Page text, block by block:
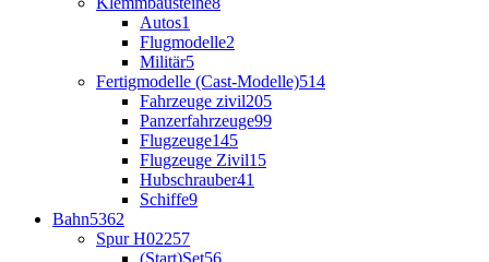
Autos1
Flugmodelle2
Militär5
Fertigmodelle (Cast-Modelle)514
Fahrzeuge zivil205
Panzerfahrzeuge99
Flugzeuge145
Flugzeuge Zivil15
Hubschrauber41
Schiffe9
Bahn5362
Spur H02257
(Start)Set56